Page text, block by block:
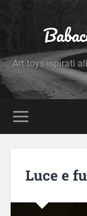
Art toys ispirati
Luce e